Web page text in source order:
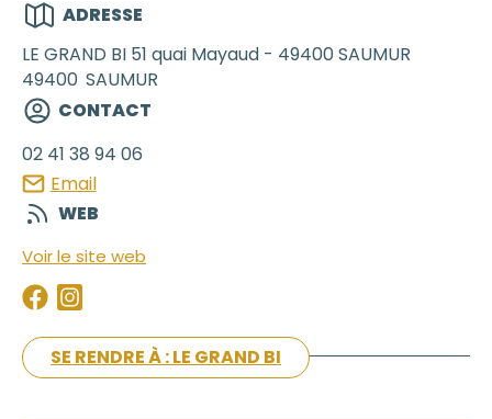
ADRESSE
LE GRAND BI 51 quai Mayaud - 49400 SAUMUR
49400 SAUMUR
CONTACT
02 41 38 94 06
Email
WEB
Voir le site web
SE RENDRE À : LE GRAND BI